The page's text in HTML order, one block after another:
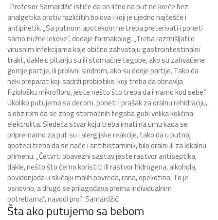
Profesor Samardžić ističe da on lično na put ne kreće bez
analgetika protiv različitih bolova i koji je ujedno najčešće i
antipiretik. „Sa putnom apotekom ne treba preterivati i poneti
samo nužne lekove“, dodaje farmakolog. „Treba razmišljati o
virusnim infekcijama koje obično zahvataju gastrointestinalni
trakt, dakle u pitanju su ili stomačne tegobe, ako su zahvaćene
gornje partije, ili prolivni sindrom, ako su donje partije. Tako da
neki preparat koji sadrži probiotike, koji treba da obnavlja
fiziološku mikrofloru, jeste nešto što treba da imamo kod sebe.“
Ukoliko putujemo sa decom, poneti i prašak za oralnu rehidraciju,
s obzirom da se zbog stomačnih tegoba gubi velika količina
elektrolita. Sledeća stvar koju treba imati na umu kada se
pripremamo za put su i alergijske reakcije, tako da u putnoj
apoteci treba da se nađe i antihistaminik, bilo oralni ili za lokalnu
primenu. „Četvrti obavezni sastav jeste rastvor antiseptika,
dakle, nešto što ćemo koristiti ili rastvor hidrogena, alkohola,
povidonjoda u slučaju malih povreda, rana, opekotina. To je
osnovno, a drugo se prilagođava prema individualnim
potrebama“, navodi prof. Samardžić.
Šta ako putujemo sa bebom